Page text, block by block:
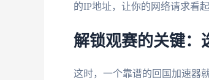
的IP地址，让你的网络请求看
解锁观赛的关键：
这时，一个靠谱的回国加速器